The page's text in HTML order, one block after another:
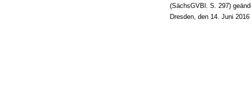
(SächsGVBl. S. 297)
Dresden, den 14. Juni 2016